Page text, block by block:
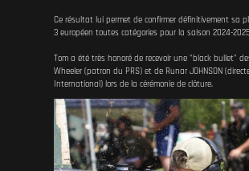
Ce résultat lui permet de confirmer définitivement sa
3 européen toutes catégories pour la saison 2024-
Tom a été très honoré de recevoir une "black bullet"
Wheeler (patron du PRS) et de Runar JOHNSON
International) lors de la cérémonie de clôture.